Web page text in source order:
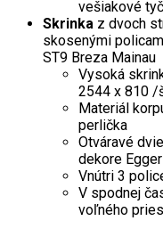
vešiakové
Skrinka z dvoch
skosenými
ST9 Breza Mainau
Vysoká
2544 x 810
Materiál
perlička
Otváravé
dekore
Vnútri 3
V spodnej
voľného